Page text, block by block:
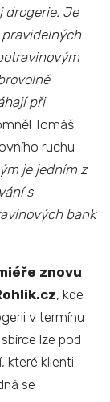
drogerie. Je
při
Tomáš
ruchu
je jedním z
s
bank
znovu
, kde
v termínu
lze pod
které klienti
se